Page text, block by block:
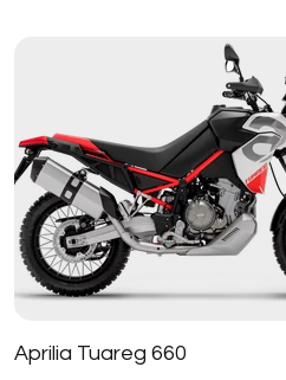
Aprilia Tuareg 660